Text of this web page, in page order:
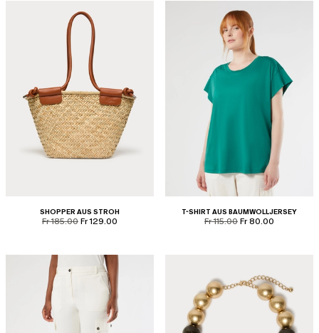
SHOPPER AUS STROH
product.price.original
Fr 185.00 product.price.sale
Fr 129.00
T-SHIRT AUS BAUMWOLLJERSEY
product.price.original
Fr 115.00 product.price.sale
Fr 80.00